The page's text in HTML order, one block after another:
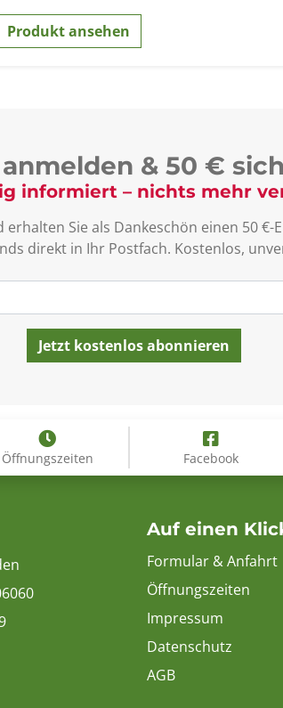
Produkt ansehen
& 50 €
informiert – nichts mehr
Sie als Dankeschön einen 50 €-
direkt in Ihr Postfach. Kostenlos,
Öffnungszeiten Facebook
Auf einen
Formular & Anfahrt
Öffnungszeiten
Impressum
Datenschutz
AGB